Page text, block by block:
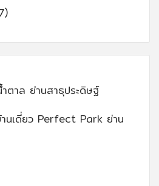
ตาล ย่านสาธุประดิษฐ์
นเดี่ยว Perfect Park ย่าน